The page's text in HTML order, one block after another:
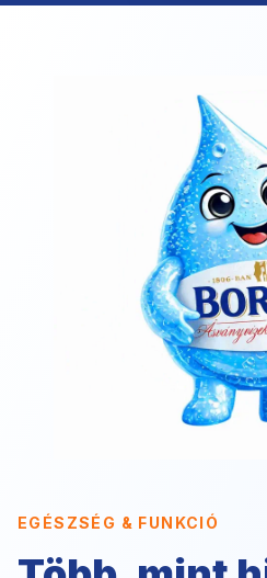
EGÉSZSÉG & FUNKCIÓ